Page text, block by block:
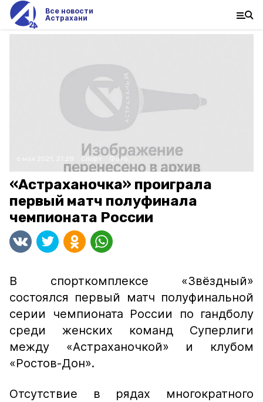
Все новости
Астрахани
Спорт Фото:
«Астраханочка» проиграла
первый матч полуфинала
чемпионата России
В спорткомплексе «Звёздный»
состоялся первый матч полуфинальной
серии чемпионата России по гандболу
среди женских команд Суперлиги
между «Астраханочкой» и клубом
«Ростов-Дон».
Отсутствие в рядах многократного